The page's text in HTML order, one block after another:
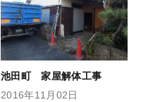
池田町 家屋解体工事
2016年11月02日